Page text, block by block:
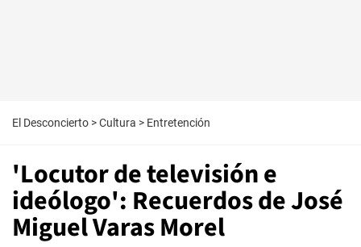
El Desconcierto >Cultura > Entretención
'Locutor de televisión e
ideólogo': Recuerdos de José
Miguel Varas Morel